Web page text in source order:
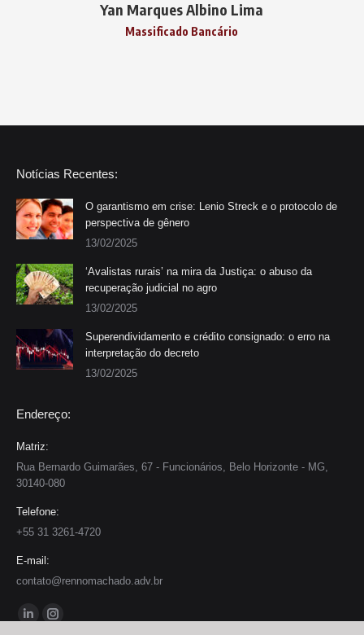
Yan Marques Albino Lima
Massificado Bancário
Notícias Recentes:
O garantismo em crise: Lenio Streck e o protocolo de
perspectiva de gênero
13/02/2025
‘Avalistas rurais’ na mira da Justiça: o abuso da
recuperação judicial no agro
13/02/2025
Superendividamento e crédito consignado: o erro na
interpretação do decreto
13/02/2025
Endereço:
Matriz:
Rua Bernardo Guimarães, 67 - Funcionários, Belo Horizonte - MG,
30140-080
Telefone:
+55 31 3261-4720
E-mail:
contato@rennomachado.adv.br
Encontre-nos em:
LinkedinInstagram